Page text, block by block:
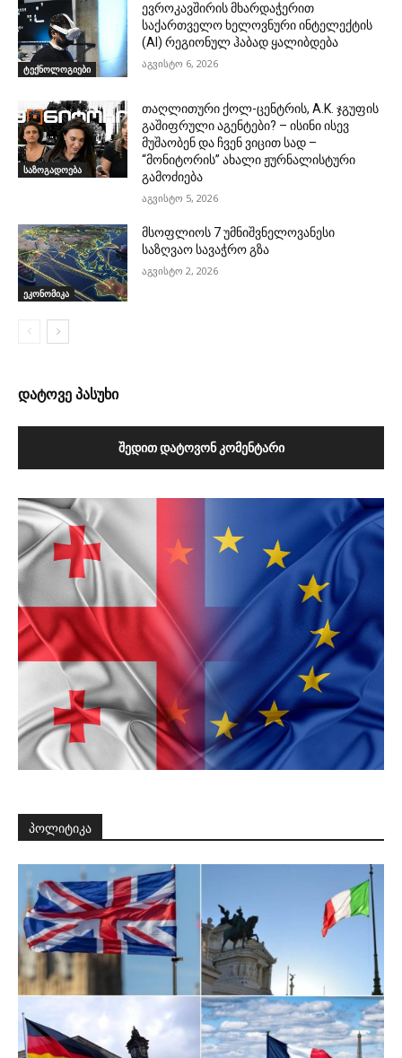
ტექნოლოგიები
ევროკავშირის მხარდაჭერით
საქართველო ხელოვნური ინტელექტის
(AI) რეგიონულ ჰაბად ყალიბდება
აგვისტო 6, 2026
საზოგადოება
თაღლითური ქოლ-ცენტრის, A.K. ჯგუფის
გაშიფრული აგენტები? – ისინი ისევ
მუშაობენ და ჩვენ ვიცით სად –
“მონიტორის” ახალი ჟურნალისტური
გამოძიება
აგვისტო 5, 2026
ეკონომიკა
მსოფლიოს 7 უმნიშვნელოვანესი
საზღვაო სავაჭრო გზა
აგვისტო 2, 2026
დატოვე პასუხი
ᲨᲔᲓᲘᲗ ᲓᲐᲢᲝᲕᲝᲜ ᲙᲝᲛᲔᲜᲢᲐᲠᲘ
პოლიტიკა